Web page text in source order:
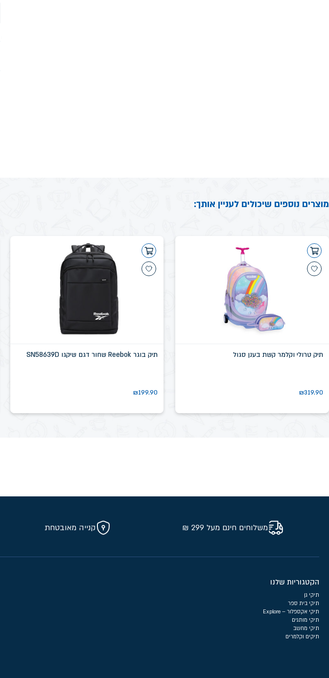
מוצרים נוספים שיכולים לעניין אותך:
תיק טרולי וקלמר קשת בענן סגול
₪319.90
תיק בוגר Reebok שחור דגם שיקגו SN58639D
₪199.90
משלוחים חינם מעל 299 ₪ קנייה מאובטחת
הקטגוריות שלנו
תיקי גן
תיקי בית ספר
תיקי אקספלור – Explore
תיקי מותגים
תיקי מחשב
תיקים וקלמרים